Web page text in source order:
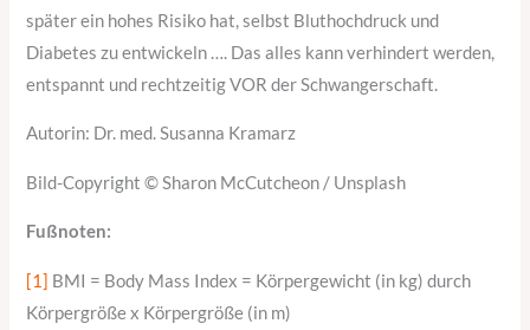
später ein hohes Risiko hat, selbst Bluthochdruck und
Diabetes zu entwickeln …. Das alles kann verhindert werden,
entspannt und rechtzeitig VOR der Schwangerschaft.
Autorin: Dr. med. Susanna Kramarz
Bild-Copyright © Sharon McCutcheon / Unsplash
Fußnoten:
[1] BMI = Body Mass Index = Körpergewicht (in kg) durch
Körpergröße x Körpergröße (in m)